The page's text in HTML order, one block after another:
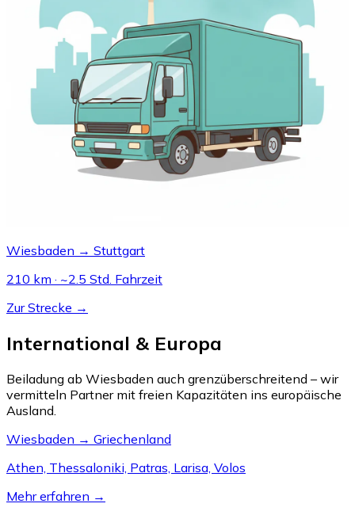
Wiesbaden → Stuttgart
210 km · ~2.5 Std. Fahrzeit
Zur Strecke →
International & Europa
Beiladung ab Wiesbaden auch grenzüberschreitend – wir
vermitteln Partner mit freien Kapazitäten ins europäische
Ausland.
Wiesbaden → Griechenland
Athen, Thessaloniki, Patras, Larisa, Volos
Mehr erfahren →